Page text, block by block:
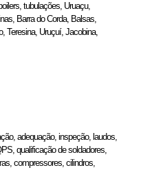
tubulações, Uruaçu,
Barra do Corda, Balsas,
Teresina, Uruçuí, Jacobina,
adequação, inspeção, laudos,
qualificação de soldadores,
compressores, cilindros,